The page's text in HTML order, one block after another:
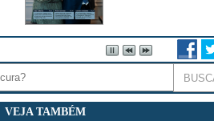
VEJA TAMBÉM